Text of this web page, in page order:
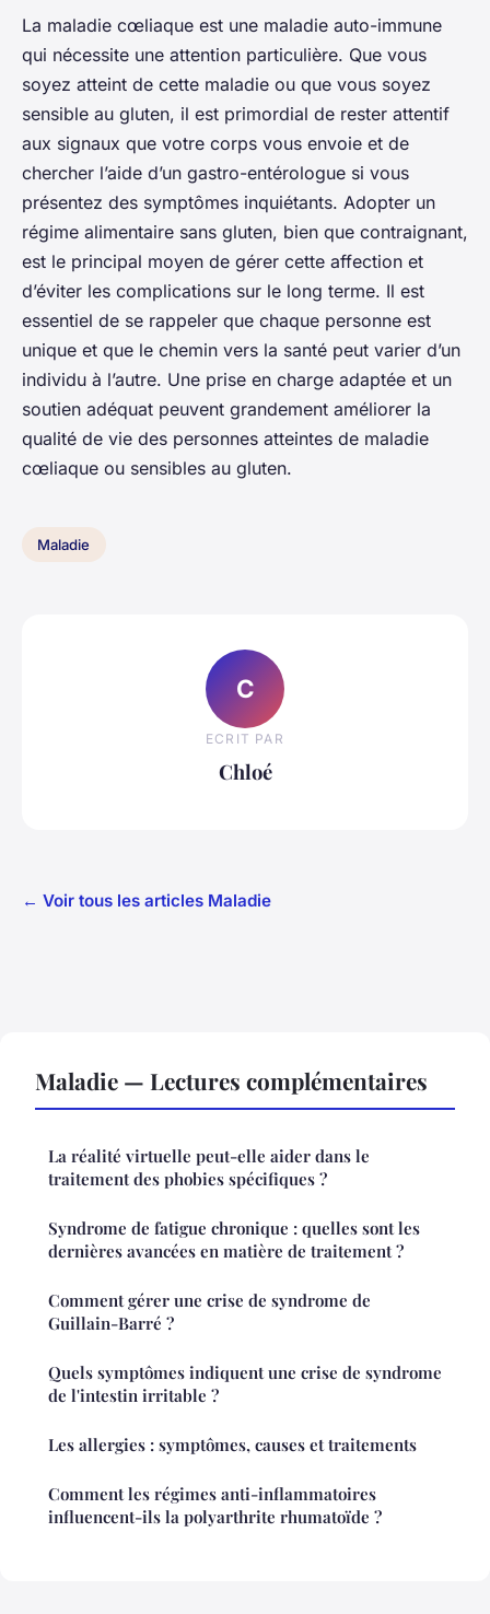
La maladie cœliaque est une maladie auto-immune
qui nécessite une attention particulière. Que vous
soyez atteint de cette maladie ou que vous soyez
sensible au gluten, il est primordial de rester attentif
aux signaux que votre corps vous envoie et de
chercher l’aide d’un gastro-entérologue si vous
présentez des symptômes inquiétants. Adopter un
régime alimentaire sans gluten, bien que contraignant,
est le principal moyen de gérer cette affection et
d’éviter les complications sur le long terme. Il est
essentiel de se rappeler que chaque personne est
unique et que le chemin vers la santé peut varier d’un
individu à l’autre. Une prise en charge adaptée et un
soutien adéquat peuvent grandement améliorer la
qualité de vie des personnes atteintes de maladie
cœliaque ou sensibles au gluten.
Maladie
C
ECRIT PAR
Chloé
← Voir tous les articles Maladie
Maladie — Lectures complémentaires
La réalité virtuelle peut-elle aider dans le
traitement des phobies spécifiques ?
Syndrome de fatigue chronique : quelles sont les
dernières avancées en matière de traitement ?
Comment gérer une crise de syndrome de
Guillain-Barré ?
Quels symptômes indiquent une crise de syndrome
de l'intestin irritable ?
Les allergies : symptômes, causes et traitements
Comment les régimes anti-inflammatoires
influencent-ils la polyarthrite rhumatoïde ?